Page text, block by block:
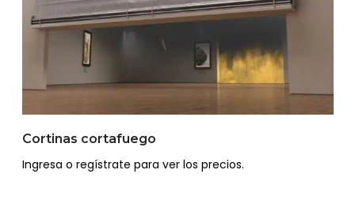
Cortinas cortafuego
Ingresa o regístrate para ver los precios.